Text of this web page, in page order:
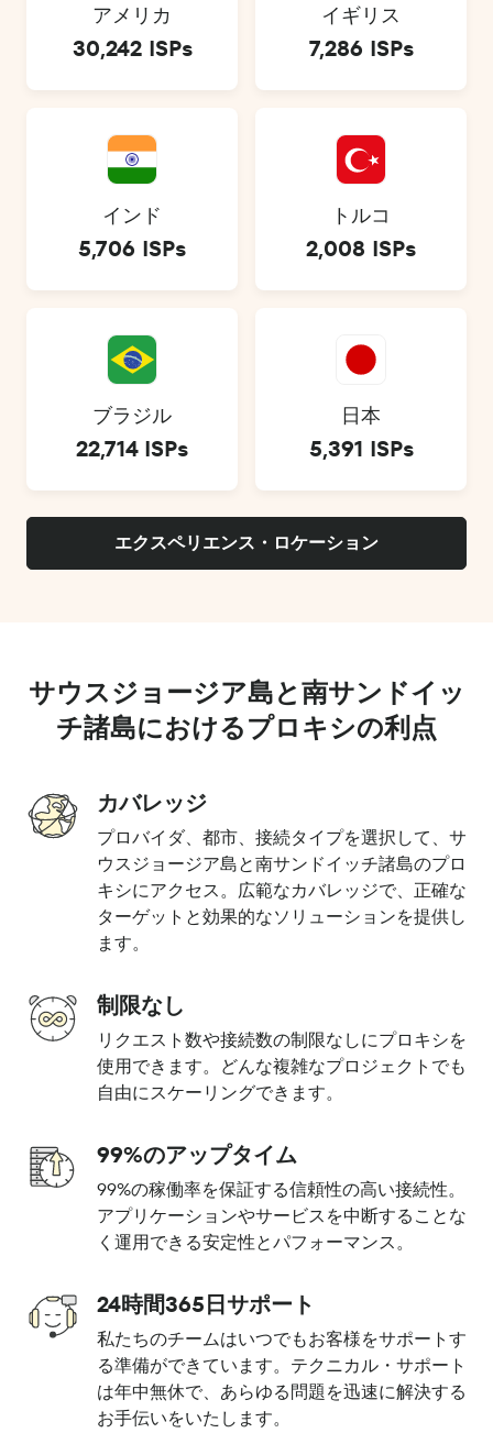
アメリカ
30,242 ISPs
イギリス
7,286 ISPs
インド
5,706 ISPs
トルコ
2,008 ISPs
ブラジル
22,714 ISPs
日本
5,391 ISPs
エクスペリエンス・ロケーション
サウスジョージア島と南サンドイッ
チ諸島におけるプロキシの利点
カバレッジ
プロバイダ、都市、接続タイプを選択して、サ
ウスジョージア島と南サンドイッチ諸島のプロ
キシにアクセス。広範なカバレッジで、正確な
ターゲットと効果的なソリューションを提供し
ます。
制限なし
リクエスト数や接続数の制限なしにプロキシを
使用できます。どんな複雑なプロジェクトでも
自由にスケーリングできます。
99%のアップタイム
99%の稼働率を保証する信頼性の高い接続性。
アプリケーションやサービスを中断することな
く運用できる安定性とパフォーマンス。
24時間365日サポート
私たちのチームはいつでもお客様をサポートす
る準備ができています。テクニカル・サポート
は年中無休で、あらゆる問題を迅速に解決する
お手伝いをいたします。